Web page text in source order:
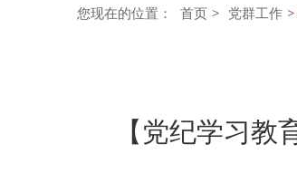
您现在的位置： 首页 > 党群工作 >
【党纪学习教